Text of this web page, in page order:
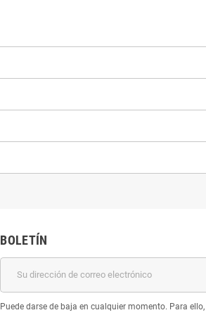
BOLETÍN
Puede darse de baja en cualquier momento. Para